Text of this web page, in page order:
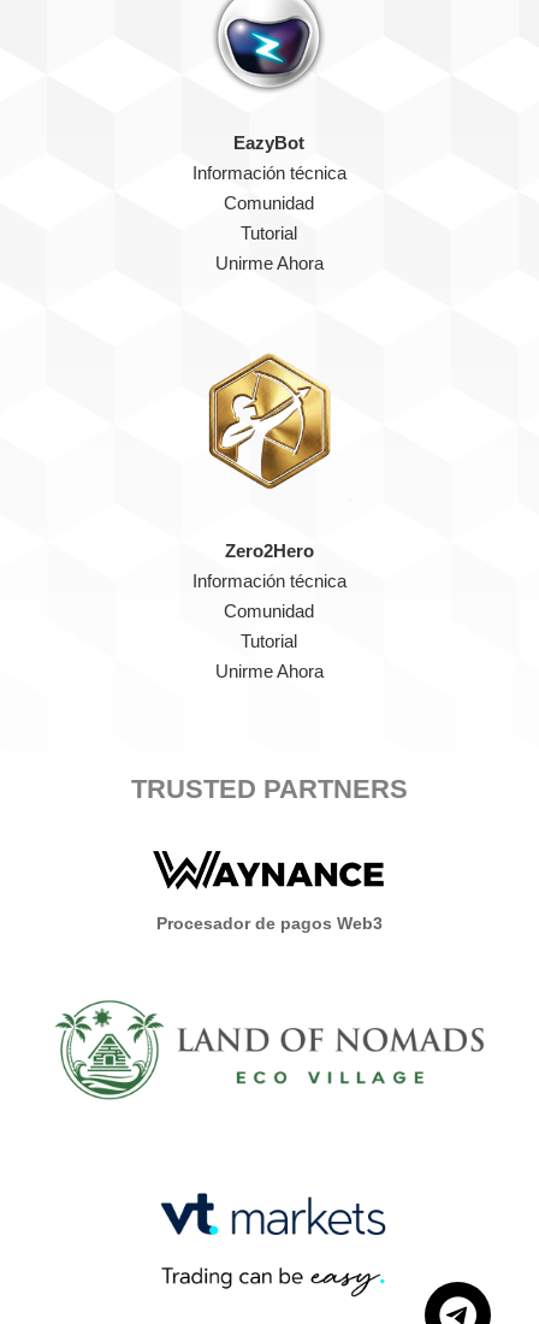
EazyBot
Información técnica
Comunidad
Tutorial
Unirme Ahora
Zero2Hero
Información técnica
Comunidad
Tutorial
Unirme Ahora
TRUSTED PARTNERS
Procesador de pagos Web3